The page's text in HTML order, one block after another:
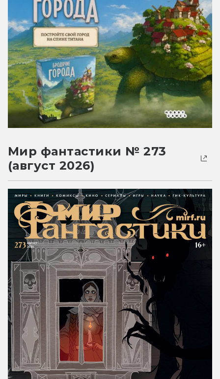
Мир фантастики № 273
(август 2026)